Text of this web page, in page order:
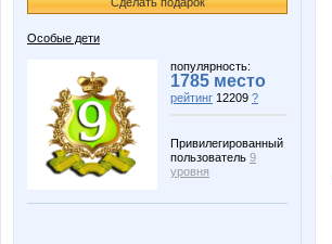
Особые дети
популярность:
1785 место
рейтинг 12209 ?
Привилегированный
пользователь 9
уровня